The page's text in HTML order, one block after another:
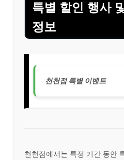
특별 할인 행사
정보
천천점 특별 이벤트
천천점에서는 특정 기간 동안